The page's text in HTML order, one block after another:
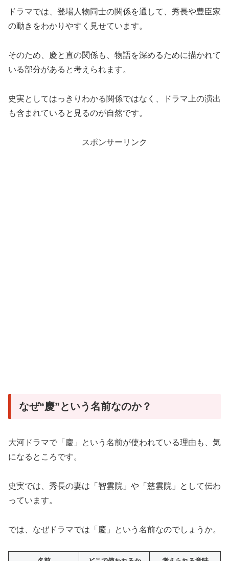
ドラマでは、登場人物同士の関係を通して、秀長や豊臣家
の動きをわかりやすく見せています。
そのため、慶と直の関係も、物語を深めるために描かれて
いる部分があると考えられます。
史実としてはっきりわかる関係ではなく、ドラマ上の演出
も含まれていると見るのが自然です。
スポンサーリンク
なぜ“慶”という名前なのか？
大河ドラマで「慶」という名前が使われている理由も、気
になるところです。
史実では、秀長の妻は「智雲院」や「慈雲院」として伝わ
っています。
では、なぜドラマでは「慶」という名前なのでしょうか。